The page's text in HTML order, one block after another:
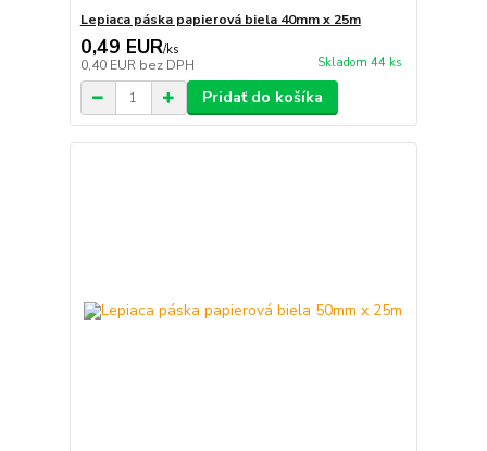
Lepiaca páska papierová biela 40mm x 25m
0,49 EUR/ks
0,40 EUR bez DPH Skladom 44 ks
Pridať do košíka